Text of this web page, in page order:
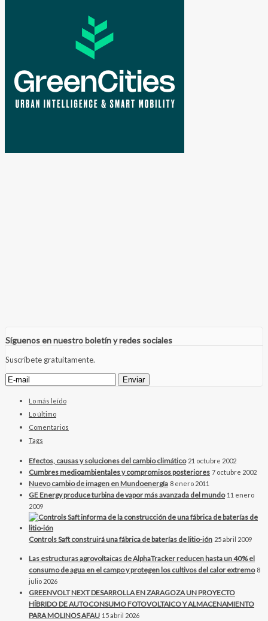
Síguenos en nuestro boletín y redes sociales
Suscríbete gratuitamente.
Lo más leído
Lo último
Comentarios
Tags
Efectos, causas y soluciones del cambio climático 21 octubre 2002
Cumbres medioambientales y compromisos posteriores 7 octubre 2002
Nuevo cambio de imagen en Mundoenergía 8 enero 2011
GE Energy produce turbina de vapor más avanzada del mundo 11 enero
2009
Controls Saft construirá una fábrica de baterías de litio-ión 25 abril 2009
Las estructuras agrovoltaicas de AlphaTracker reducen hasta un 40% el
consumo de agua en el campo y protegen los cultivos del calor extremo 8
julio 2026
GREENVOLT NEXT DESARROLLA EN ZARAGOZA UN PROYECTO
HÍBRIDO DE AUTOCONSUMO FOTOVOLTAICO Y ALMACENAMIENTO
PARA MOLINOS AFAU 15 abril 2026